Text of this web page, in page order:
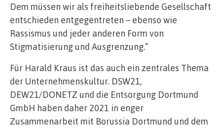
Dem müssen wir als freiheitsliebende Gesellschaft
entschieden entgegentreten – ebenso wie
Rassismus und jeder anderen Form von
Stigmatisierung und Ausgrenzung.“
Für Harald Kraus ist das auch ein zentrales Thema
der Unternehmenskultur. DSW21,
DEW21/DONETZ und die Entsorgung Dortmund
GmbH haben daher 2021 in enger
Zusammenarbeit mit Borussia Dortmund und dem